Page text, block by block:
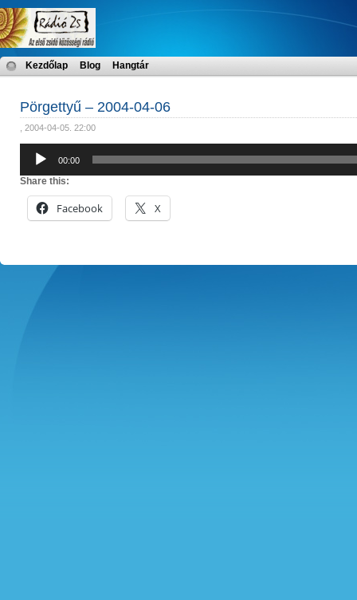
Kezdőlap Blog Hangtár
Pörgettyű – 2004-04-06
, 2004-04-05. 22:00
Audió
lejátszó
00:00
Share this:
Facebook X